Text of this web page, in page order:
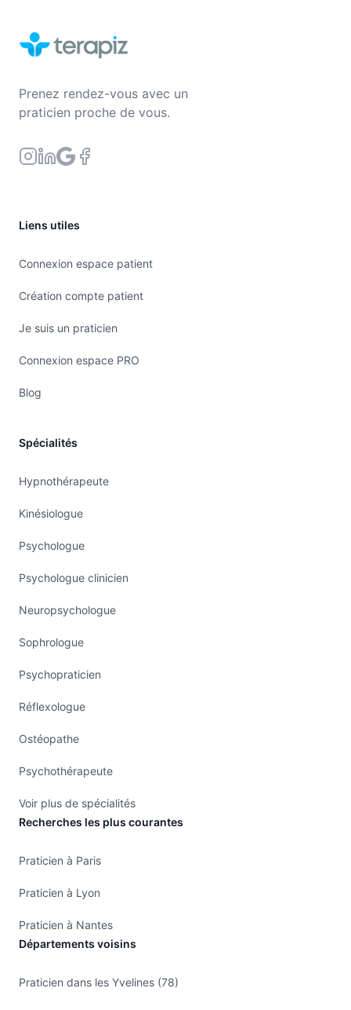
Prenez rendez-vous avec un
praticien proche de vous.
Liens utiles
Connexion espace patient
Création compte patient
Je suis un praticien
Connexion espace PRO
Blog
Spécialités
Hypnothérapeute
Kinésiologue
Psychologue
Psychologue clinicien
Neuropsychologue
Sophrologue
Psychopraticien
Réflexologue
Ostéopathe
Psychothérapeute
Voir plus de spécialités
Recherches les plus courantes
Praticien à Paris
Praticien à Lyon
Praticien à Nantes
Départements voisins
Praticien dans les Yvelines (78)